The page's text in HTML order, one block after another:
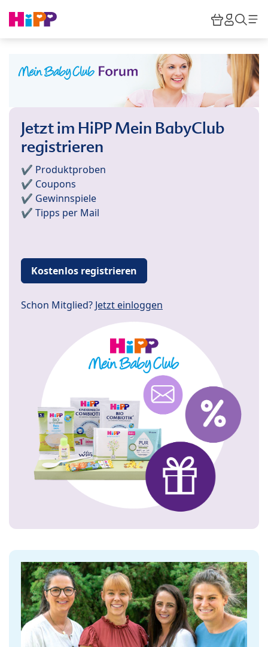
HiPP
Jetzt im HiPP Mein BabyClub
registrieren
✔️ Produktproben
✔️ Coupons
✔️ Gewinnspiele
✔️ Tipps per Mail
Kostenlos registrieren
Schon Mitglied? Jetzt einloggen